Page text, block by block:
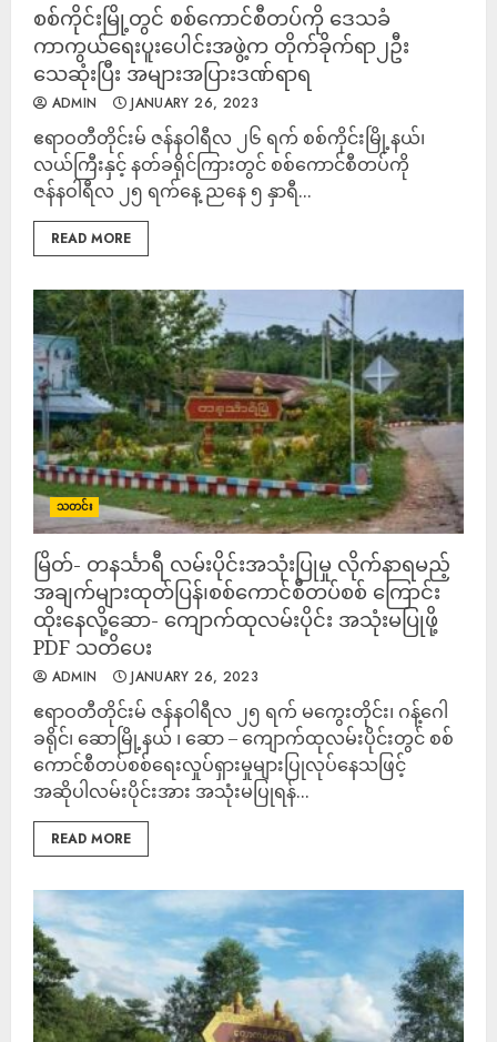
စစ်ကိုင်းမြို့တွင် စစ်ကောင်စီတပ်ကို ဒေသခံ
ကာကွယ်ရေးပူးပေါင်းအဖွဲ့က တိုက်ခိုက်ရာ၂ဦး
သေဆုံးပြီး အများအပြားဒဏ်ရာရ
ADMIN JANUARY 26, 2023
ဧရာဝတီတိုင်းမ် ဇန်နဝါရီလ ၂၆ ရက် စစ်ကိုင်းမြို့နယ်၊
လယ်ကြီးနှင့် နတ်ခရိုင်ကြားတွင် စစ်ကောင်စီတပ်ကို
ဇန်နဝါရီလ ၂၅ ရက်နေ့ ညနေ ၅ နှာရီ...
READ MORE
သတင်း
မြိတ်- တနင်္သာရီ လမ်းပိုင်းအသုံးပြုမှု လိုက်နာရမည့်
အချက်များထုတ်ပြန်၊စစ်ကောင်စီတပ်စစ် ကြောင်း
ထိုးနေလို့ဆော- ကျောက်ထုလမ်းပိုင်း အသုံးမပြုဖို့
PDF သတိပေး
ADMIN JANUARY 26, 2023
ဧရာဝတီတိုင်းမ် ဇန်နဝါရီလ ၂၅ ရက် မကွေးတိုင်း၊ ဂန့်ဂေါ
ခရိုင်၊ ဆောမြို့နယ် ၊ ဆော – ကျောက်ထုလမ်းပိုင်းတွင် စစ်
ကောင်စီတပ်စစ်ရေးလှုပ်ရှားမှုများပြုလုပ်နေသဖြင့်
အဆိုပါလမ်းပိုင်းအား အသုံးမပြုရန်...
READ MORE